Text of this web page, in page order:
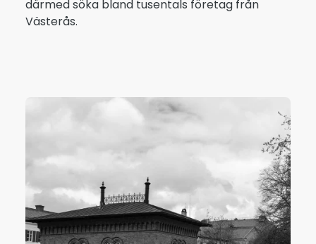
därmed söka bland tusentals företag från
Västerås.